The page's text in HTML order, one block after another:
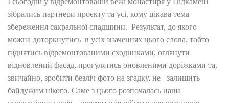
зібрались партнери проєкту та усі, кому цікава тема
збереження сакральної спадщини. Результат, до якого
можна доторкнутись в усіх значеннях цього слова, тобто
піднятись відремонтованими сходинками, оглянути
відновлений фасад, прогулятись оновленими доріжками та,
звичайно, зробити безліч фото на згадку, не залишить
байдужим нікого. Саме з цього розпочалась наша